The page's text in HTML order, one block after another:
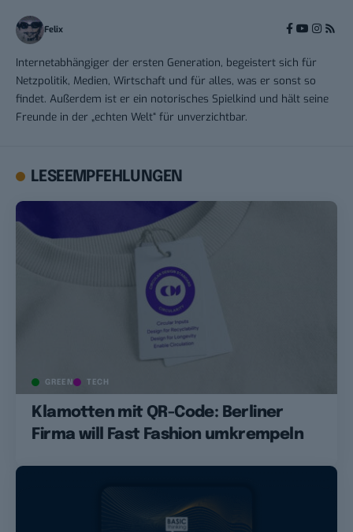
Felix
Internetabhängiger der ersten Generation, begeistert sich für
Netzpolitik, Medien, Wirtschaft und für alles, was er sonst so
findet. Außerdem ist er ein notorisches Spielkind und hält seine
Freunde in der „echten Welt“ für unverzichtbar.
LESEEMPFEHLUNGEN
GREEN TECH
Klamotten mit QR-Code: Berliner
Firma will Fast Fashion umkrempeln